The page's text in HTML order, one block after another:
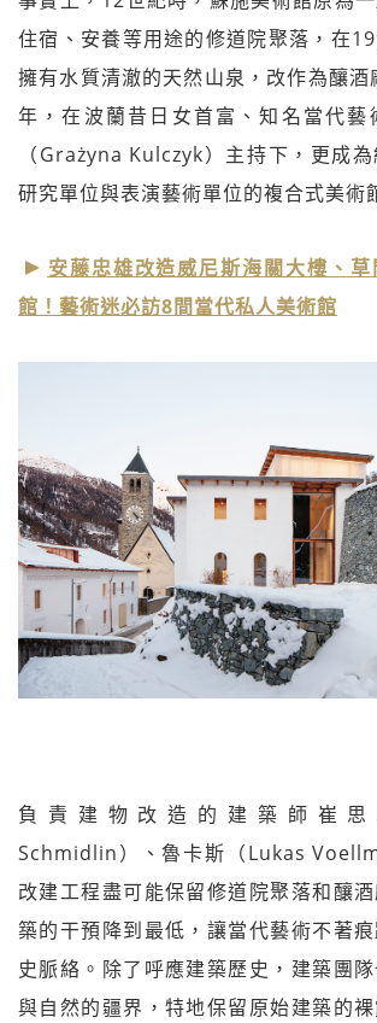
住宿、安養等用途的修道院聚落，在
擁有水質清澈的天然山泉，改作為釀
年，在波蘭昔日女首富、知名當代藝
（Grażyna Kulczyk）主持下，更成
研究單位與表演藝術單位的複合式美術
安藤忠雄改造威尼斯海關大樓、
館！藝術迷必訪8間當代私人美術館
負責建物改造的建築師崔思
Schmidlin）、魯卡斯（Lukas
改建工程盡可能保留修道院聚落和釀
築的干預降到最低，讓當代藝術不著
史脈絡。除了呼應建築歷史，建築團
與自然的疆界，特地保留原始建築的